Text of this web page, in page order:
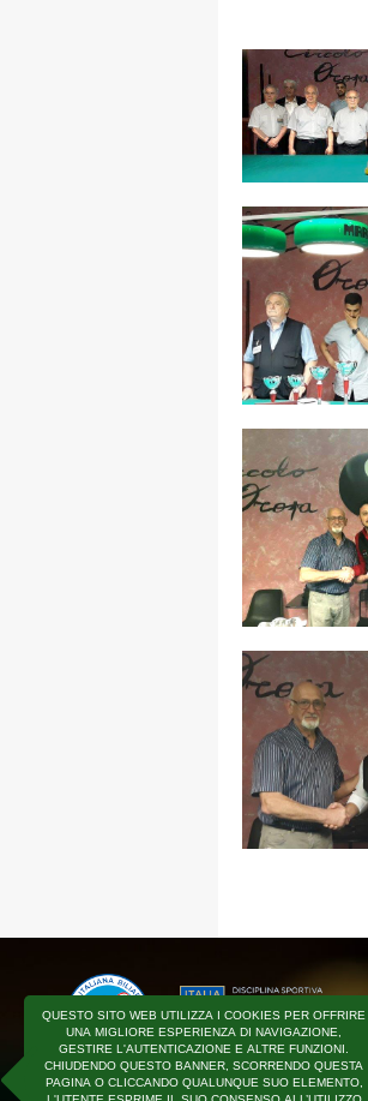
QUESTO SITO WEB UTILIZZA I COOKIES PER OFFRIRE
UNA MIGLIORE ESPERIENZA DI NAVIGAZIONE,
GESTIRE L'AUTENTICAZIONE E ALTRE FUNZIONI.
CHIUDENDO QUESTO BANNER, SCORRENDO QUESTA
PAGINA O CLICCANDO QUALUNQUE SUO ELEMENTO,
MAPPA DEL SITO
Settore
Scuola
Centro
COPYRIGHT © F.I.BI.S -